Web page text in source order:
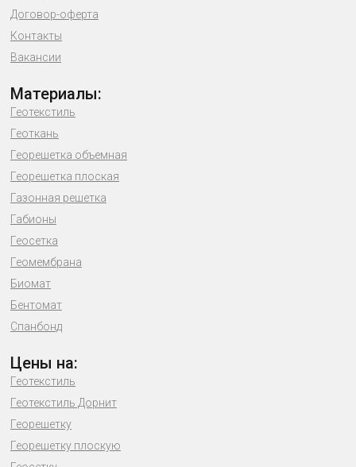
Договор-оферта
Контакты
Вакансии
Материалы:
Геотекстиль
Геоткань
Георешетка объемная
Георешетка плоская
Газонная решетка
Габионы
Геосетка
Геомембрана
Биомат
Бентомат
Спанбонд
Цены на:
Геотекстиль
Геотекстиль Дорнит
Георешетку
Георешетку плоскую